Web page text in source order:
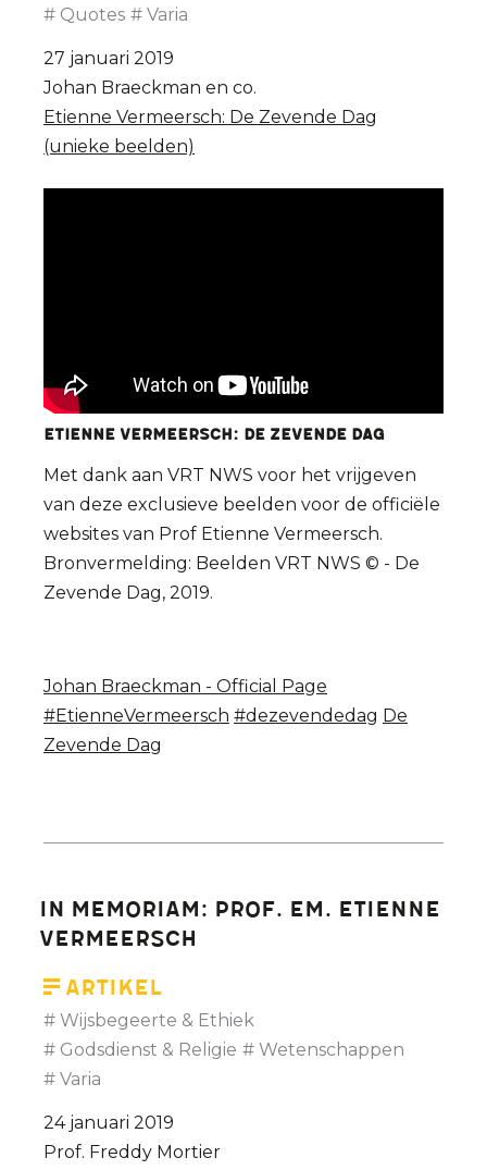
Quotes
Varia
27 januari 2019
Johan Braeckman en co.
Etienne Vermeersch: De Zevende Dag
(unieke beelden)
Etienne VERMEERSCH: De Zevende Dag
Met dank aan VRT NWS voor het vrijgeven
van deze exclusieve beelden voor de officiële
websites van Prof Etienne Vermeersch.
Bronvermelding: Beelden VRT NWS © - De
Zevende Dag, 2019.
Johan Braeckman - Official Page
#EtienneVermeersch #dezevendedag De
Zevende Dag
In Memoriam: Prof. em. Etienne
Vermeersch
Artikel
Wijsbegeerte & Ethiek
Godsdienst & Religie
Wetenschappen
Varia
24 januari 2019
Prof. Freddy Mortier